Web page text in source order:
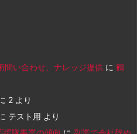
問い合わせ、ナレッジ提供 に 鶴
2 より
テスト用 より